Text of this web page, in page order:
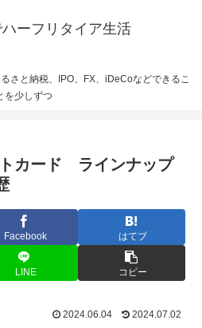
ーフリタイア生活
さと納税、IPO、FX、iDeCoなどできるこ
を少しずつ
カード ラインナップ
Facebook はてブ
LINE コピー
2024.06.04 2024.07.02